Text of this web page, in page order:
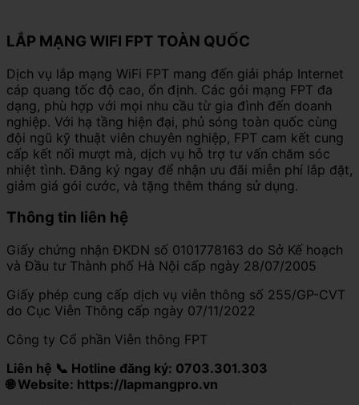
LẮP MẠNG WIFI FPT TOÀN QUỐC
Dịch vụ lắp mạng WiFi FPT mang đến giải pháp Internet
cáp quang tốc độ cao, ổn định. Các gói mạng FPT đa
dạng, phù hợp với mọi nhu cầu từ gia đình đến doanh
nghiệp. Với hạ tầng hiện đại, phủ sóng toàn quốc cùng
đội ngũ kỹ thuật viên chuyên nghiệp, FPT cam kết cung
cấp kết nối mượt mà, dịch vụ hỗ trợ tư vấn chăm sóc
nhiệt tình. Đăng ký ngay để nhận ưu đãi miễn phí lắp đặt,
giảm giá gói cước, và tặng thêm tháng sử dụng.
Thông tin liên hệ
Giấy chứng nhận ĐKDN số 0101778163 do Sở Kế hoạch
và Đầu tư Thành phố Hà Nội cấp ngày 28/07/2005
Giấy phép cung cấp dịch vụ viễn thông số 255/GP-CVT
do Cục Viễn Thông cấp ngày 07/11/2022
Công ty Cổ phần Viễn thông FPT
Liên hệ 📞 Hotline đăng ký: 0703.301.303
🌐 Website: https://lapmangpro.vn